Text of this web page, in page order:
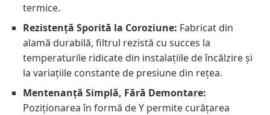
termice.
Rezistență Sporită la Coroziune: Fabricat din
alamă durabilă, filtrul rezistă cu succes la
temperaturile ridicate din instalațiile de încălzire și
la variațiile constante de presiune din rețea.
Mentenanță Simplă, Fără Demontare:
Poziționarea în formă de Y permite curățarea